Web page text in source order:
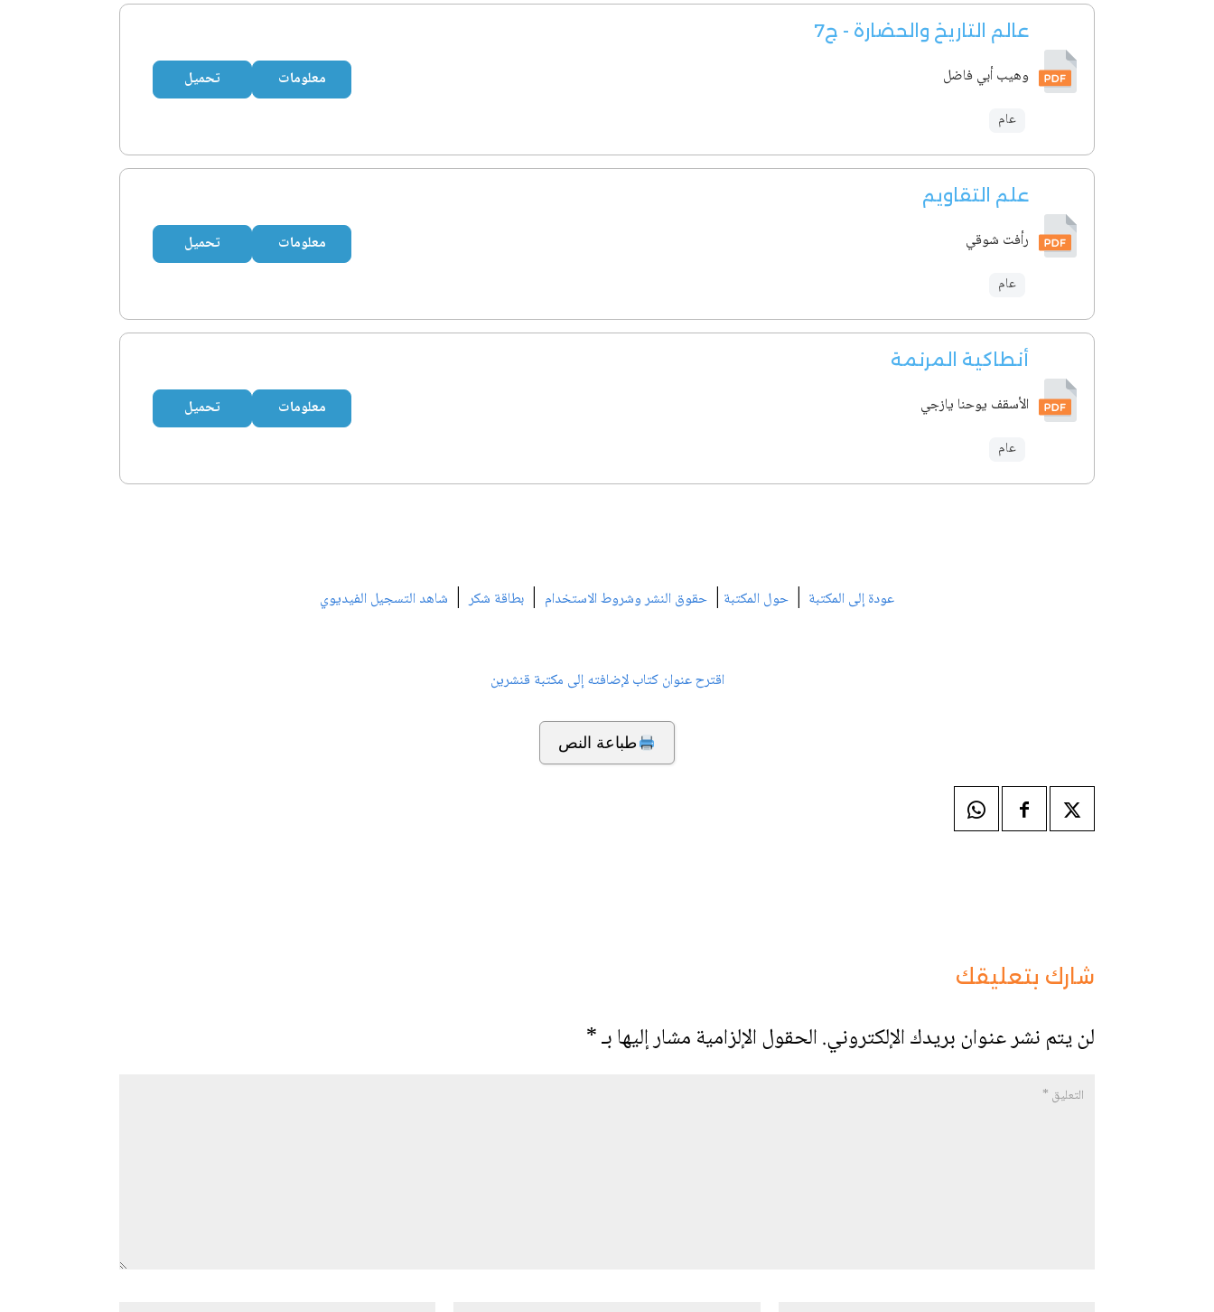
عالم التاريخ والحضارة - ج7
وهيب أبي فاضل
عام
معلومات تحميل
علم التقاويم
رأفت شوقي
عام
معلومات تحميل
أنطاكية المرنمة
الأسقف يوحنا يازجي
عام
معلومات تحميل
عودة إلى المكتبة | حول المكتبة | حقوق النشر وشروط الاستخدام | بطاقة شكر| شاهد التسجيل الفيديوي
اقترح عنوان كتاب لإضافته إلى مكتبة قنشرين
طباعة النص
شارك بتعليقك
لن يتم نشر عنوان بريدك الإلكتروني.الحقول الإلزامية مشار إليها بـ*